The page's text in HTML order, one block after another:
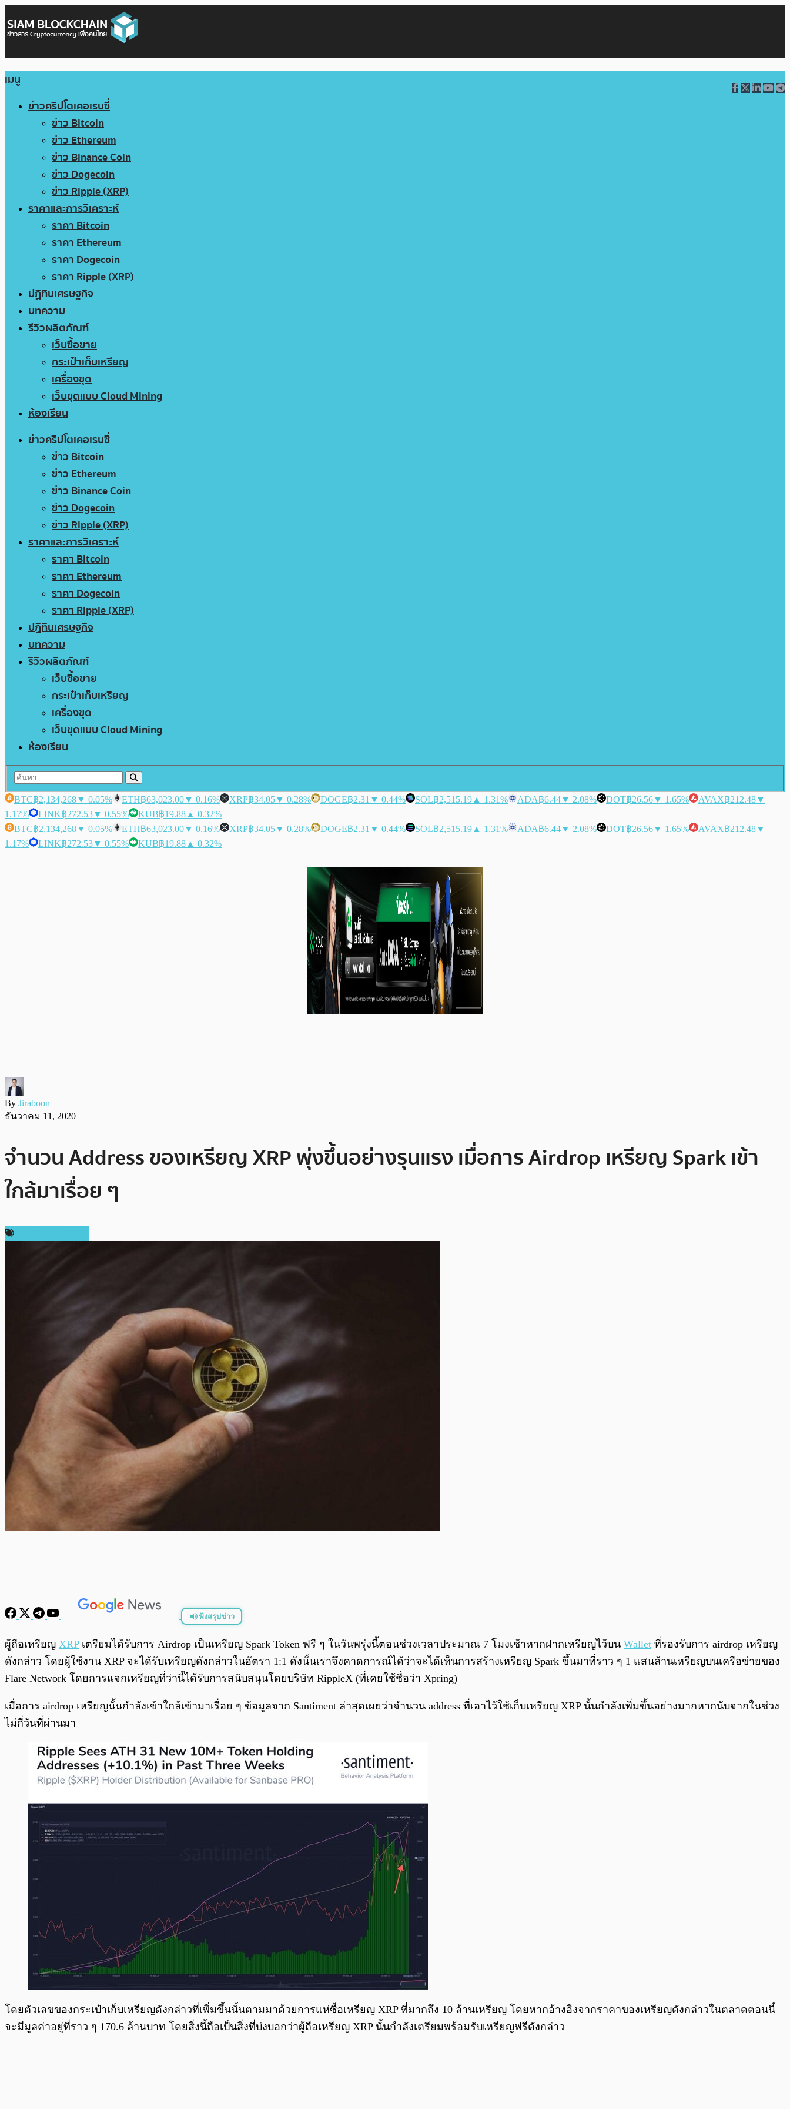
เมนู
ข่าวคริปโตเคอเรนซี่
ข่าว Bitcoin
ข่าว Ethereum
ข่าว Binance Coin
ข่าว Dogecoin
ข่าว Ripple (XRP)
ราคาและการวิเคราะห์
ราคา Bitcoin
ราคา Ethereum
ราคา Dogecoin
ราคา Ripple (XRP)
ปฏิทินเศรษฐกิจ
บทความ
รีวิวผลิตภัณฑ์
เว็บซื้อขาย
กระเป๋าเก็บเหรียญ
เครื่องขุด
เว็บขุดแบบ Cloud Mining
ห้องเรียน
ข่าวคริปโตเคอเรนซี่
ข่าว Bitcoin
ข่าว Ethereum
ข่าว Binance Coin
ข่าว Dogecoin
ข่าว Ripple (XRP)
ราคาและการวิเคราะห์
ราคา Bitcoin
ราคา Ethereum
ราคา Dogecoin
ราคา Ripple (XRP)
ปฏิทินเศรษฐกิจ
บทความ
รีวิวผลิตภัณฑ์
เว็บซื้อขาย
กระเป๋าเก็บเหรียญ
เครื่องขุด
เว็บขุดแบบ Cloud Mining
ห้องเรียน
BTC฿2,134,268▼ 0.05% ETH฿63,023.00▼ 0.16% XRP฿34.05▼ 0.28% DOGE฿2.31 ▼ 0.44% SOL฿2,515.19 ▲ 1.31% ADA฿6.44▼ 2.08% DOT฿26.56▼ 1.65% AVAX฿212.48▼
1.17%
LINK฿272.53▼ 0.55% KUB฿19.88 ▲ 0.32%
BTC฿2,134,268▼ 0.05% ETH฿63,023.00▼ 0.16% XRP฿34.05▼ 0.28% DOGE฿2.31 ▼ 0.44% SOL฿2,515.19 ▲ 1.31% ADA฿6.44▼ 2.08% DOT฿26.56▼ 1.65% AVAX฿212.48▼
1.17%
LINK฿272.53▼ 0.55% KUB฿19.88 ▲ 0.32%
By Jiraboon
ธันวาคม 11, 2020
จำนวน Address ของเหรียญ XRP พุ่งขึ้นอย่างรุนแรง เมื่อการ Airdrop เหรียญ Spark เข้า
ใกล้มาเรื่อย ๆ
ฟังสรุปข่าว
พร้อมเล่น 0:00 /
ผู้ถือเหรียญ XRPเตรียมได้รับการ Airdrop เป็นเหรียญ Spark Token ฟรี ๆ ในวันพรุ่งนี้ตอนช่วงเวลาประมาณ 7 โมงเช้าหากฝากเหรียญไว้บน Wallet ที่รองรับการ airdrop เหรียญ
ดังกล่าว โดยผู้ใช้งาน XRP จะได้รับเหรียญดังกล่าวในอัตรา 1:1 ดังนั้นเราจึงคาดการณ์ได้ว่าจะได้เห็นการสร้างเหรียญ Spark ขึ้นมาที่ราว ๆ 1 แสนล้านเหรียญบนเครือข่ายของ
Flare Network โดยการแจกเหรียญที่ว่านี้ได้รับการสนับสนุนโดยบริษัท RippleX (ที่เคยใช้ชื่อว่า Xpring)
เมื่อการ airdrop เหรียญนั้นกำลังเข้าใกล้เข้ามาเรื่อย ๆ ข้อมูลจาก Santiment ล่าสุดเผยว่าจำนวน address ที่เอาไว้ใช้เก็บเหรียญ XRP นั้นกำลังเพิ่มขึ้นอย่างมากหากนับจากในช่วง
ไม่กี่วันที่ผ่านมา
โดยตัวเลขของกระเป๋าเก็บเหรียญดังกล่าวที่เพิ่มขึ้นนั้นตามมาด้วยการแห่ซื้อเหรียญ XRP ที่มากถึง 10 ล้านเหรียญ โดยหากอ้างอิงจากราคาของเหรียญดังกล่าวในตลาดตอนนี้
จะมีมูลค่าอยู่ที่ราว ๆ 170.6 ล้านบาท โดยสิ่งนี้ถือเป็นสิ่งที่บ่งบอกว่าผู้ถือเหรียญ XRP นั้นกำลังเตรียมพร้อมรับเหรียญฟรีดังกล่าว